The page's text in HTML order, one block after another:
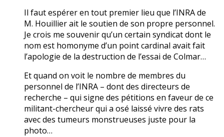
Il faut espérer en tout premier lieu que l’INRA de
M. Houillier ait le soutien de son propre personnel.
Je crois me souvenir qu’un certain syndicat dont le
nom est homonyme d’un point cardinal avait fait
l’apologie de la destruction de l’essai de Colmar…
Et quand on voit le nombre de membres du
personnel de l’INRA – dont des directeurs de
recherche – qui signe des pétitions en faveur de ce
militant-chercheur qui a osé laissé vivre des rats
avec des tumeurs monstrueuses juste pour la
photo…